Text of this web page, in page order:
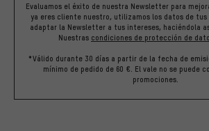
Evaluamos el éxito de nuestra Newsletter para
ya eres cliente nuestro, utilizamos los datos de tus
adaptar la Newsletter a tus intereses, haciéndola
Nuestras condiciones de protección de
*Válido durante 30 días a partir de la fecha de
mínimo de pedido de 60 €. El vale no se puede
promociones.